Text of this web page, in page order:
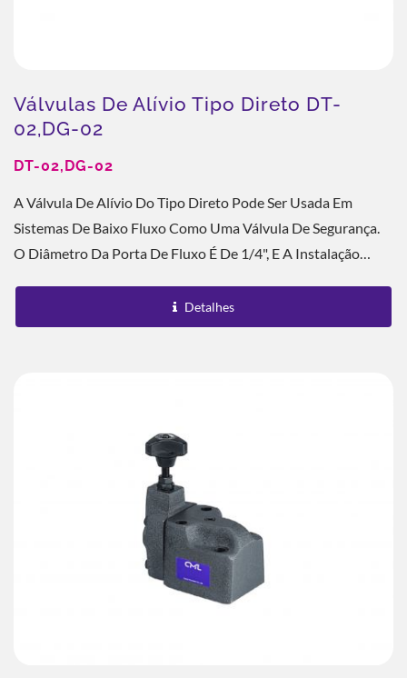
Válvulas De Alívio Tipo Direto DT-
02,DG-02
DT-02,DG-02
A Válvula De Alívio Do Tipo Direto Pode Ser Usada Em
Sistemas De Baixo Fluxo Como Uma Válvula De Segurança.
O Diâmetro Da Porta De Fluxo É De 1/4", E A Instalação
Detalhes